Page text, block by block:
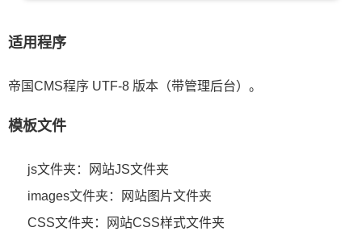
适用程序
帝国CMS程序 UTF-8 版本（带管理后台）。
模板文件
js文件夹：网站JS文件夹
images文件夹：网站图片文件夹
CSS文件夹：网站CSS样式文件夹